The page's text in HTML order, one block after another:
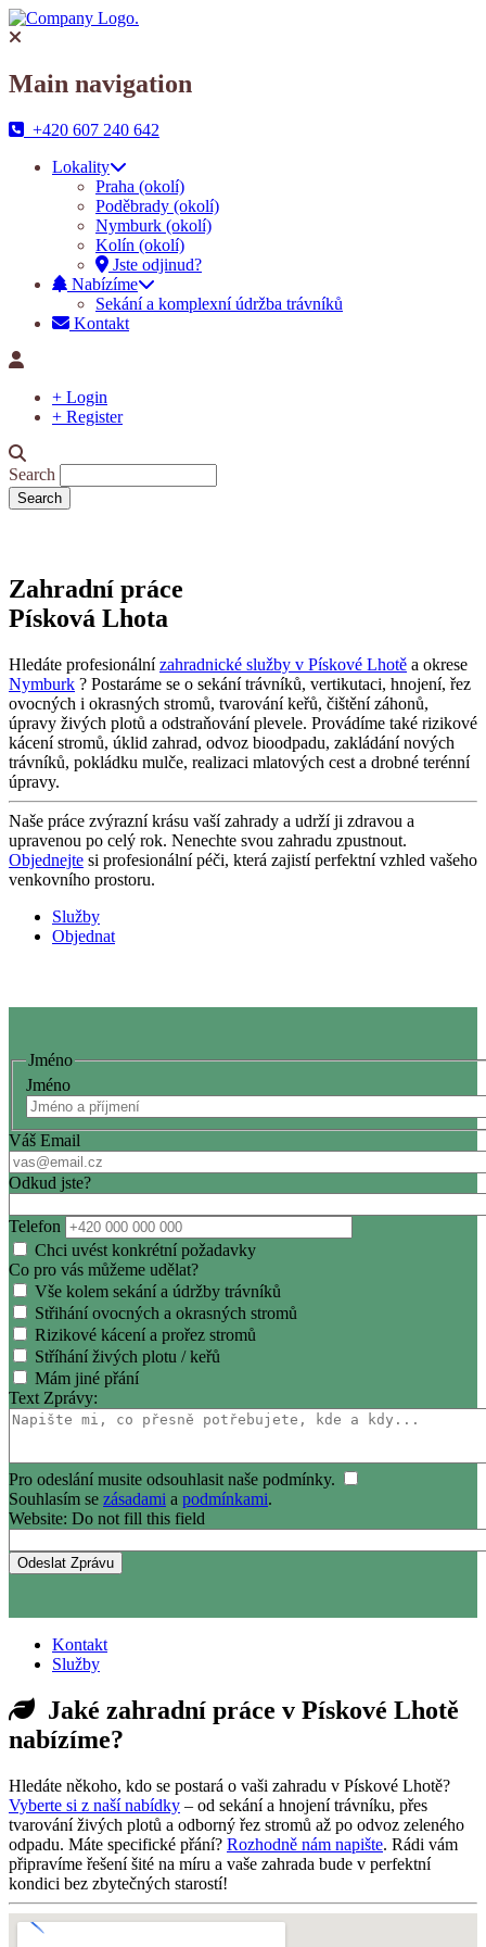
Main navigation
+420 607 240 642
Lokality
Praha (okolí)
Poděbrady (okolí)
Nymburk (okolí)
Kolín (okolí)
Jste odjinud?
Nabízíme
Sekání a komplexní údržba trávníků
Kontakt
+ Login
+ Register
Search
Zahradní práce
Písková Lhota
Hledáte profesionálnízahradnické služby v Pískové Lhotě a okrese
Nymburk ? Postaráme se o sekání trávníků, vertikutaci, hnojení, řez
ovocných i okrasných stromů, tvarování keřů, čištění záhonů,
úpravy živých plotů a odstraňování plevele. Provádíme také rizikové
kácení stromů, úklid zahrad, odvoz bioodpadu, zakládání nových
trávníků, pokládku mulče, realizaci mlatových cest a drobné terénní
úpravy.
Naše práce zvýrazní krásu vaší zahrady a udrží ji zdravou a
upravenou po celý rok. Nenechte svou zahradu zpustnout.
Objednejte si profesionální péči, která zajistí perfektní vzhled vašeho
venkovního prostoru.
Služby
Objednat
Jméno
Jméno
Váš Email
Odkud jste?
Telefon
Chci uvést konkrétní požadavky
Co pro vás můžeme udělat?
Vše kolem sekání a údržby trávníků
Střihání ovocných a okrasných stromů
Rizikové kácení a prořez stromů
Stříhání živých plotu / keřů
Mám jiné přání
Text Zprávy:
Pro odeslání musite odsouhlasit naše podmínky.
Souhlasím se zásadami a podmínkami.
Website: Do not fill this field
Kontakt
Služby
Jaké zahradní práce v Pískové Lhotě
nabízíme?
Hledáte někoho, kdo se postará o vaši zahradu v Pískové Lhotě?
Vyberte si z naší nabídky – od sekání a hnojení trávníku, přes
tvarování živých plotů a odborný řez stromů až po odvoz zeleného
odpadu. Máte specifické přání? Rozhodně nám napište. Rádi vám
připravíme řešení šité na míru a vaše zahrada bude v perfektní
kondici bez zbytečných starostí!